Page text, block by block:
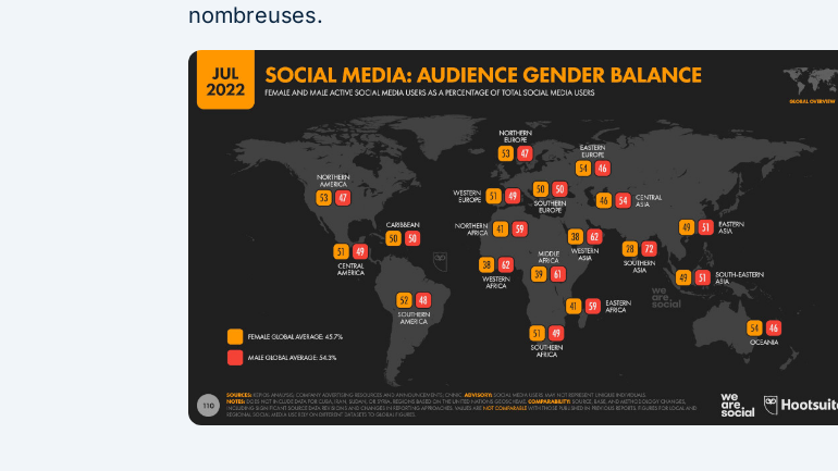
nombreuses.